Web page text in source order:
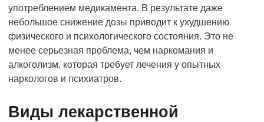
употреблением медикамента. В результате даже
небольшое снижение дозы приводит к ухудшению
физического и психологического состояния. Это не
менее серьезная проблема, чем наркомания и
алкоголизм, которая требует лечения у опытных
наркологов и психиатров.
Виды лекарственной